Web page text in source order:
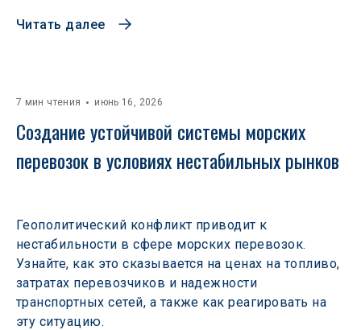
Читать далее
7 мин чтения июнь 16, 2026
Создание устойчивой системы морских
перевозок в условиях нестабильных рынков
Геополитический конфликт приводит к
нестабильности в сфере морских перевозок.
Узнайте, как это сказывается на ценах на топливо,
затратах перевозчиков и надежности
транспортных сетей, а также как реагировать на
эту ситуацию.